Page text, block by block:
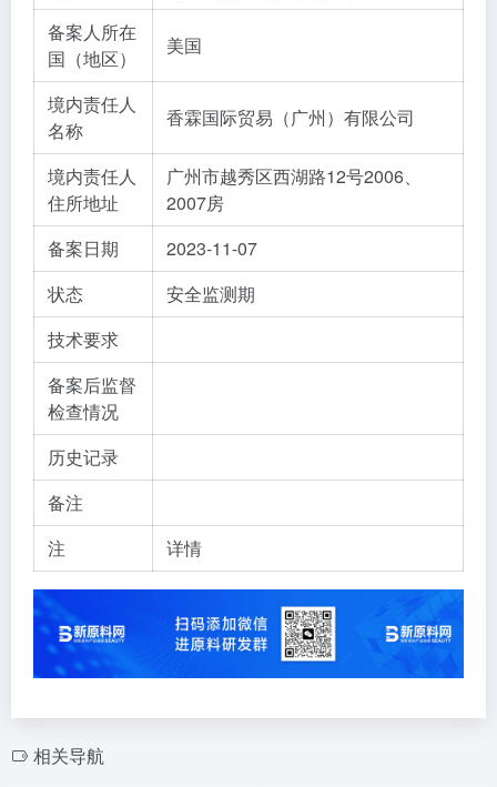
备案人所在
国（地区）
美国
境内责任人
名称
香霖国际贸易（广州）有限公司
境内责任人
住所地址
广州市越秀区西湖路12号2006、
2007房
备案日期
2023-11-07
状态
安全监测期
技术要求
备案后监督
检查情况
历史记录
备注
注
详情
相关导航